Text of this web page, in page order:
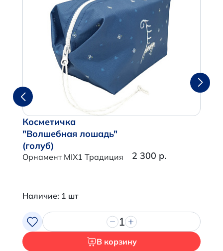
Косметичка
"Волшебная лошадь"
(голуб)
Орнамент MIX1 Традиция 2 300 р.
Наличие: 1 шт
1
В корзину